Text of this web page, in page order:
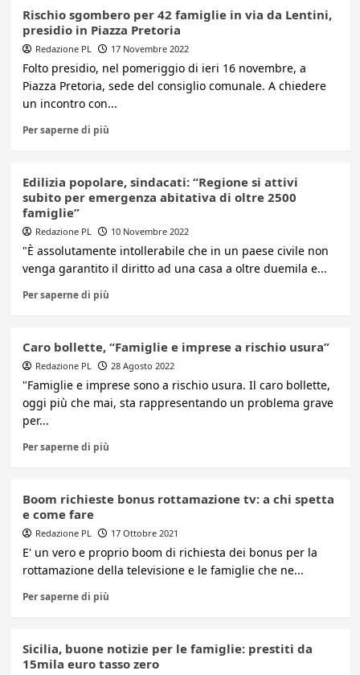
Rischio sgombero per 42 famiglie in via da Lentini,
presidio in Piazza Pretoria
Redazione PL 17 Novembre 2022
Folto presidio, nel pomeriggio di ieri 16 novembre, a
Piazza Pretoria, sede del consiglio comunale. A chiedere
un incontro con...
Per saperne di più
Edilizia popolare, sindacati: “Regione si attivi
subito per emergenza abitativa di oltre 2500
famiglie”
Redazione PL 10 Novembre 2022
"È assolutamente intollerabile che in un paese civile non
venga garantito il diritto ad una casa a oltre duemila e...
Per saperne di più
Caro bollette, “Famiglie e imprese a rischio usura”
Redazione PL 28 Agosto 2022
"Famiglie e imprese sono a rischio usura. Il caro bollette,
oggi più che mai, sta rappresentando un problema grave
per...
Per saperne di più
Boom richieste bonus rottamazione tv: a chi spetta
e come fare
Redazione PL 17 Ottobre 2021
E' un vero e proprio boom di richiesta dei bonus per la
rottamazione della televisione e le famiglie che ne...
Per saperne di più
Sicilia, buone notizie per le famiglie: prestiti da
15mila euro tasso zero